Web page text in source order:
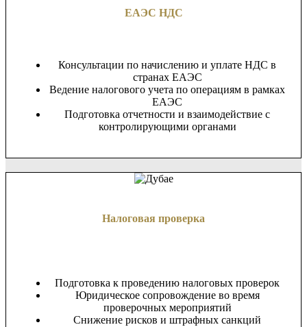
ЕАЭС НДС
Консультации по начислению и уплате НДС в
странах ЕАЭС
Ведение налогового учета по операциям в рамках
ЕАЭС
Подготовка отчетности и взаимодействие с
контролирующими органами
Налоговая проверка
Подготовка к проведению налоговых проверок
Юридическое сопровождение во время
проверочных мероприятий
Снижение рисков и штрафных санкций